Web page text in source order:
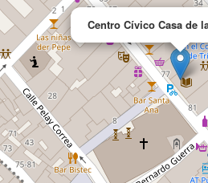
Centro Cívico Casa de